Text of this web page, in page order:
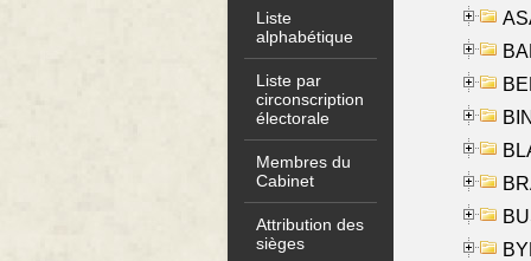
Liste
alphabétique
Liste par
circonscription
électorale
Membres du
Cabinet
Attribution des
sièges